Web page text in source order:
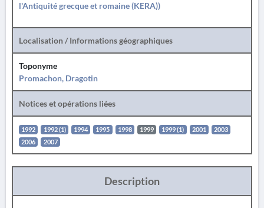
l'Antiquité grecque et romaine (KERA))
Localisation / Informations géographiques
Toponyme
Promachon, Dragotin
Notices et opérations liées
1992 1992 (1) 1994 1995 1998 1999 1999 (1) 2001
2003
2006
2007
Description